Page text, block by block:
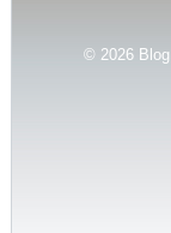
© 2026